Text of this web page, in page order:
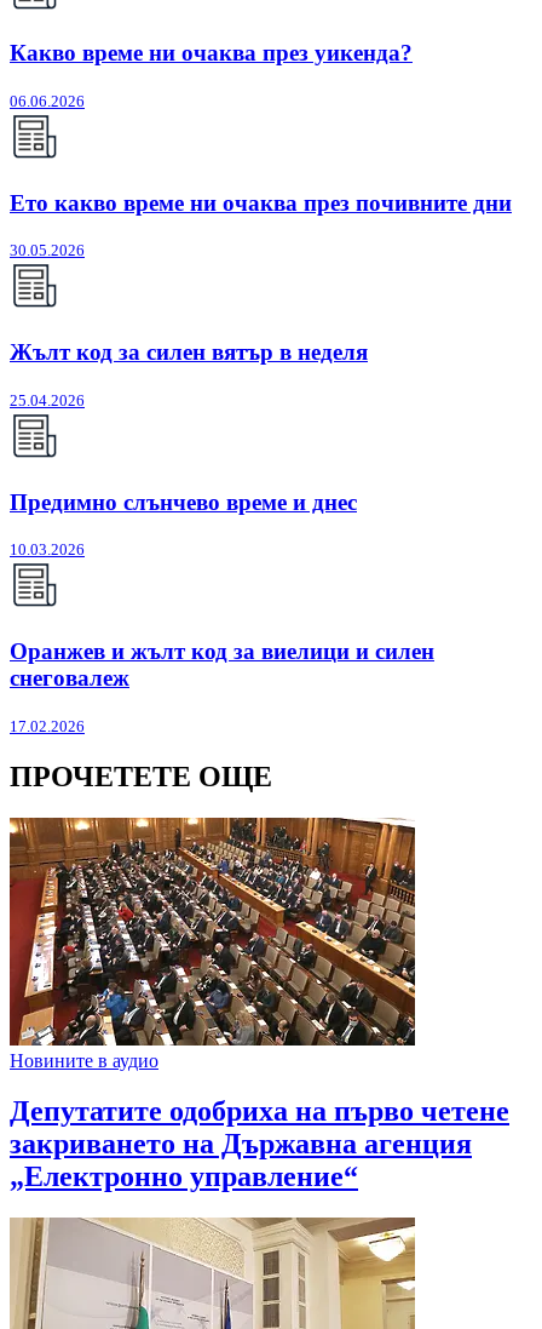
Какво време ни очаква през уикенда?
06.06.2026
Ето какво време ни очаква през почивните дни
30.05.2026
Жълт код за силен вятър в неделя
25.04.2026
Предимно слънчево време и днес
10.03.2026
Оранжев и жълт код за виелици и силен
снеговалеж
17.02.2026
ПРОЧЕТЕТЕ ОЩЕ
Новините в аудио
Депутатите одобриха на първо четене
закриването на Държавна агенция
„Електронно управление“